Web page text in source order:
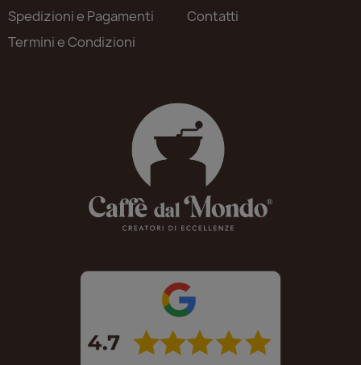
Spedizioni e Pagamenti
Termini e Condizioni
Contatti